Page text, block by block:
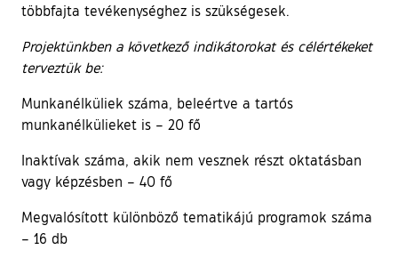
többfajta tevékenységhez is szükségesek.
Projektünkben a következő indikátorokat és célértékeket
terveztük be:
Munkanélküliek száma, beleértve a tartós
munkanélkülieket is – 20 fő
Inaktívak száma, akik nem vesznek részt oktatásban
vagy képzésben – 40 fő
Megvalósított különböző tematikájú programok száma
– 16 db